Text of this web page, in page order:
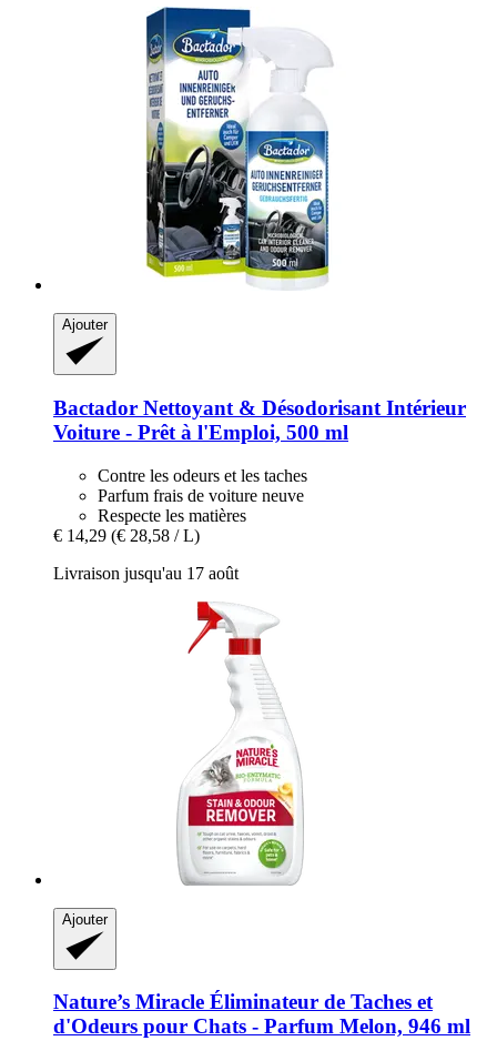
Ajouter
Bactador Nettoyant & Désodorisant Intérieur
Voiture -​ Prêt à l'Emploi, 500 ml
Contre les odeurs et les taches
Parfum frais de voiture neuve
Respecte les matières
€ 14,29 (€ 28,58 / L)
Livraison jusqu'au 17 août
Ajouter
Nature’s Miracle Éliminateur de Taches et
d'Odeurs pour Chats -​ Parfum Melon, 946 ml